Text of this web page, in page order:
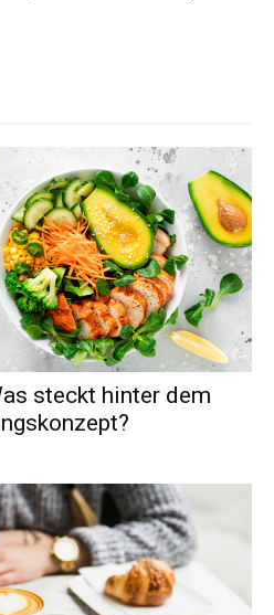
steckt hinter dem